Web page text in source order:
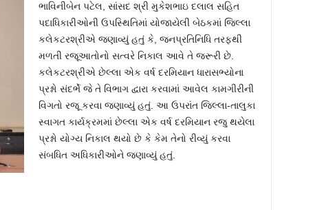
ભાવિનીબેન પટેલ, સાંસદ શ્રી મુકેશભાઇ દલાલ સહિત
પદાધિકારીઓની ઉપસ્થિતિમાં યોજાયેલી બેઠકમાં જિલ્લા
કલેકટરશ્રીએ જણાવ્યું હતું કે, જનપ્રતિનિધિ તરફથી
મળતી રજૂઆતોનો સત્વરે નિકાલ આવે તે જરૂરી છે.
કલેકટરશ્રીએ છેલ્લા એક વર્ષ દરમિયાન ધારાસભ્યોના
પ્રશ્નો સંદર્ભે જે તે વિભાગ દ્વારા કરવામાં આવેલ કામગીરીની
વિગતો રજૂ કરવા જણાવ્યું હતું. આ ઉપરાંત જિલ્લા-તાલુકા
સ્વાગત કાર્યક્રમમાં છેલ્લા એક વર્ષ દરમિયાન રજુ થયેલા
પ્રશ્નો યોગ્ય નિકાલ થયો છે કે કેમ તેનો રીવ્યું કરવા
સંબધિત અધિકારીઓને જણાવ્યું હતું.